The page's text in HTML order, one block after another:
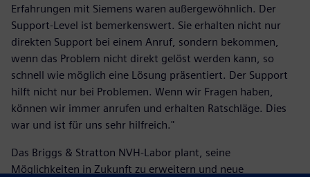
Erfahrungen mit Siemens waren außergewöhnlich. Der
Support-Level ist bemerkenswert. Sie erhalten nicht nur
direkten Support bei einem Anruf, sondern bekommen,
wenn das Problem nicht direkt gelöst werden kann, so
schnell wie möglich eine Lösung präsentiert. Der Support
hilft nicht nur bei Problemen. Wenn wir Fragen haben,
können wir immer anrufen und erhalten Ratschläge. Dies
war und ist für uns sehr hilfreich."
Das Briggs & Stratton NVH-Labor plant, seine
Möglichkeiten in Zukunft zu erweitern und neue